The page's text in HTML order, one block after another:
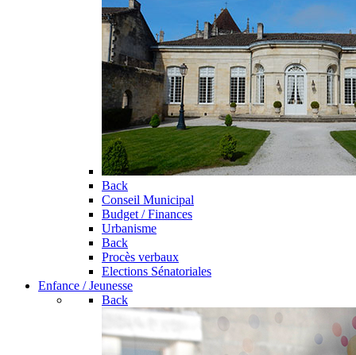
Back
Conseil Municipal
Budget / Finances
Urbanisme
Back
Procès verbaux
Elections Sénatoriales
Enfance / Jeunesse
Back